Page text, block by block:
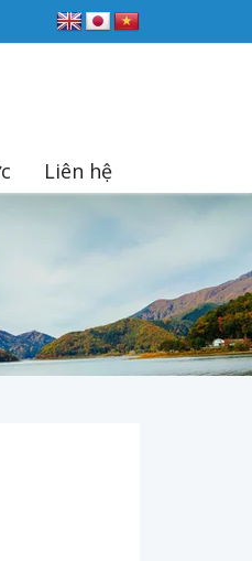
Liên hệ